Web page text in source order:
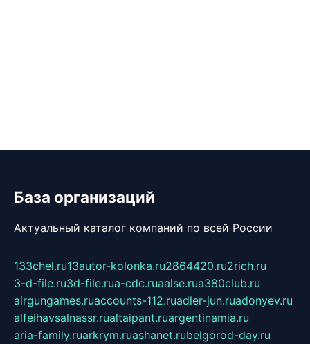
База организаций
Актуальный каталог компаний по всей России
133chel.ru13autor-kolonka.ru2864420.ru2rich.ru
3-d-file.ru3d-file.rua-cdc.ruaalse.rua380club.ru
airgungames.ruaccounts-112.ruadler-jun.ruadonyev.ru
alfeihavsalnassr.rualtaipant.ruargentinamia.ru
aria-family.ruarkrym.ruashanet.rubelgorod-day.ru